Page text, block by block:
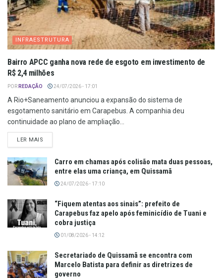
INFRAESTRUTURA
Bairro APCC ganha nova rede de esgoto em investimento de
R$ 2,4 milhões
POR REDAÇÃO 24/07/2026 - 17:01
A Rio+Saneamento anunciou a expansão do sistema de
esgotamento sanitário em Carapebus. A companhia deu
continuidade ao plano de ampliação...
LER MAIS
Carro em chamas após colisão mata duas pessoas,
entre elas uma criança, em Quissamã
24/07/2026 - 17:10
“Fiquem atentas aos sinais”: prefeito de
Carapebus faz apelo após feminicídio de Tuani e
cobra justiça
01/08/2026 - 14:12
Secretariado de Quissamã se encontra com
Marcelo Batista para definir as diretrizes de
governo